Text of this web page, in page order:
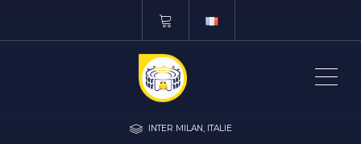
INTER MILAN, ITALIE